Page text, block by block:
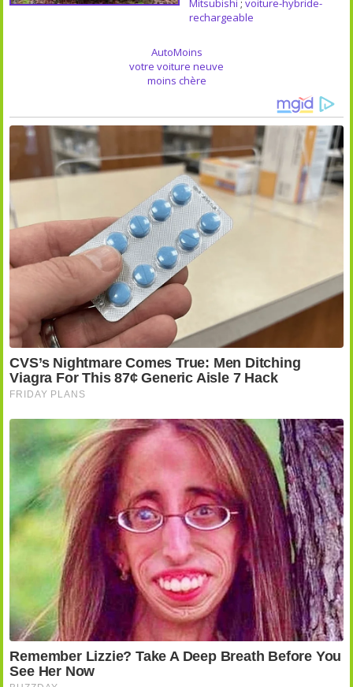
Mitsubishi ; voiture-hybride-
rechargeable
AutoMoins
votre voiture neuve
moins chère